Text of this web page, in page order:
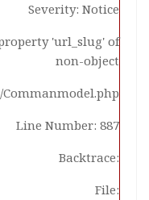
Severity: Notice
'url_slug' of
non-object
Line Number: 887
Backtrace:
File: